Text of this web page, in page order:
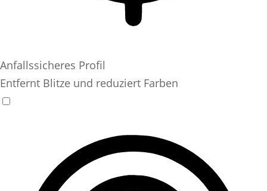
Anfallssicheres Profil
Entfernt Blitze und reduziert Farben